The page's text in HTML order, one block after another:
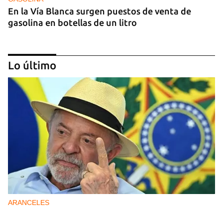
En la Vía Blanca surgen puestos de venta de
gasolina en botellas de un litro
DONACIONES
China entrega otros 5.000 sistemas fotovoltaicos
para zonas rurales de Cuba
Lo último
ARANCELES